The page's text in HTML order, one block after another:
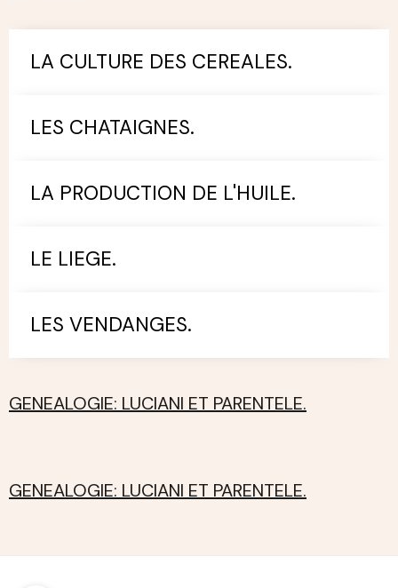
LA CULTURE DES CEREALES.
LES CHATAIGNES.
LA PRODUCTION DE L'HUILE.
LE LIEGE.
LES VENDANGES.
GENEALOGIE: LUCIANI ET PARENTELE.
GENEALOGIE: LUCIANI ET PARENTELE.